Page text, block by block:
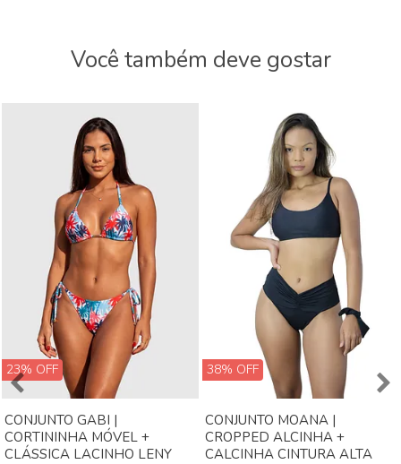
Você também deve gostar
23% OFF
CONJUNTO GABI |
CORTININHA MÓVEL +
CLÁSSICA LACINHO LENY
38% OFF
CONJUNTO MOANA |
CROPPED ALCINHA +
CALCINHA CINTURA ALTA